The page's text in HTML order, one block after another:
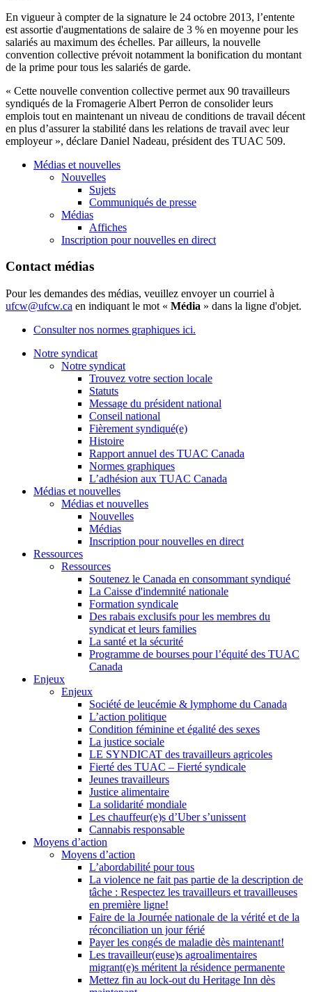
En vigueur à compterde la signature le 24 octobre 2013, l’entente
est assortie d'augmentations de salaire de 3 % en moyenne pour les
salariés au maximum des échelles. Parailleurs, la nouvelle
convention collective prévoit notamment la bonification du montant
de la prime pourtous les salariés de garde.
« Cette nouvelle convention collective permet aux 90 travailleurs
syndiqués de la Fromagerie Albert Perron de consolider leurs
emplois tout en maintenant un niveau de conditions de travail décent
en plus d’assurerla stabilité dans les relations de travail avec leur
employeur», déclare Daniel Nadeau, président des TUAC 509.
Médias et nouvelles
Nouvelles
Sujets
Communiqués de presse
Médias
Affiches
Inscription pour nouvelles en direct
Contact médias
Pour les demandes des médias, veuillez envoyer un courriel à
ufcw@ufcw.ca en indiquant le mot « Média » dans la ligne d'objet.
Consulter nos normes graphiques ici.
Notre syndicat
Notre syndicat
Trouvez votre section locale
Statuts
Message du président national
Conseil national
Fièrement syndiqué(e)
Histoire
Rapport annuel des TUAC Canada
Normes graphiques
L’adhésion aux TUAC Canada
Médias et nouvelles
Médias et nouvelles
Nouvelles
Médias
Inscription pour nouvelles en direct
Ressources
Ressources
Soutenez le Canada en consommant syndiqué
La Caisse d'indemnité nationale
Formation syndicale
Des rabais exclusifs pour les membres du
syndicat et leurs families
La santé et la sécurité
Programme de bourses pour l’équité des TUAC
Canada
Enjeux
Enjeux
Société de leucémie & lymphome du Canada
L’action politique
Condition féminine et égalité des sexes
La justice sociale
LE SYNDICAT des travailleurs agricoles
Fierté des TUAC – Fierté syndicale
Jeunes travailleurs
Justice alimentaire
La solidarité mondiale
Les chauffeur(e)s d’Uber s’unissent
Cannabis responsable
Moyens d’action
Moyens d’action
L’abordabilité pour tous
La violence ne fait pas partie de la description de
tâche : Respectez les travailleurs et travailleuses
en première ligne!
Faire de la Journée nationale de la vérité et de la
réconciliation un jour férié
Payer les congés de maladie dès maintenant!
Les travailleur(euse)s agroalimentaires
migrant(e)s méritent la résidence permanente
Mettez fin au lock-out du Heritage Inn dès